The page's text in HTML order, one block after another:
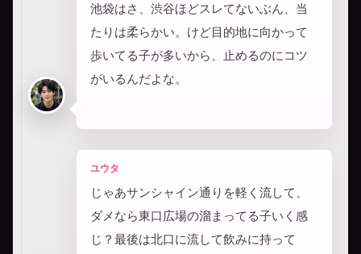
池袋はさ、渋谷ほどスレてないぶん、当
たりは柔らかい。けど目的地に向かって
歩いてる子が多いから、止めるのにコツ
がいるんだよな。
ユウタ
じゃあサンシャイン通りを軽く流して、
ダメなら東口広場の溜まってる子いく感
じ？最後は北口に流して飲みに持って